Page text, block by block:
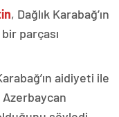
, Dağlık Karabağ’ın
parçası
aidiyeti ile